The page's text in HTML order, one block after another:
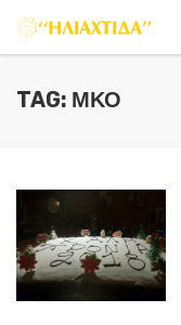
TAG: ΜΚΟ